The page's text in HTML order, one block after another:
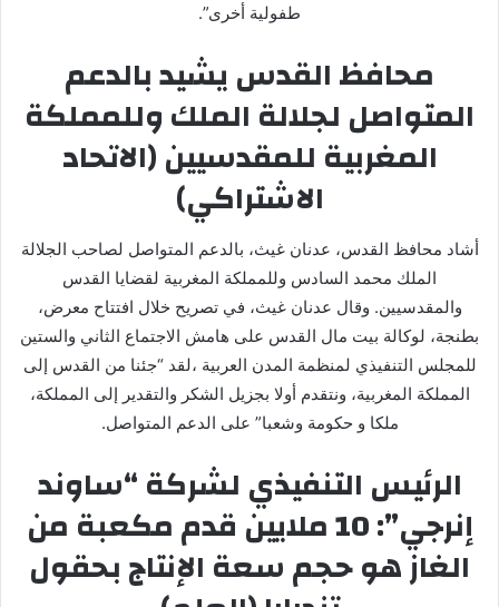
طفولية أخرى”.
محافظ القدس يشيد بالدعم
المتواصل لجلالة الملك وللمملكة
المغربية للمقدسيين (الاتحاد
الاشتراكي)
أشاد محافظ القدس، عدنان غيث، بالدعم المتواصل لصاحب الجلالة
الملك محمد السادس وللمملكة المغربية لقضايا القدس
والمقدسيين. وقال عدنان غيث، في تصريح خلال افتتاح معرض،
بطنجة، لوكالة بيت مال القدس على هامش الاجتماع الثاني والستين
للمجلس التنفيذي لمنظمة المدن العربية ،لقد “جئنا من القدس إلى
المملكة المغربية، ونتقدم أولا بجزيل الشكر والتقدير إلى المملكة،
ملكا و حكومة وشعبا” على الدعم المتواصل.
الرئيس التنفيذي لشركة “ساوند
إنرجي”: 10 ملايين قدم مكعبة من
الغاز هو حجم سعة الإنتاج بحقول